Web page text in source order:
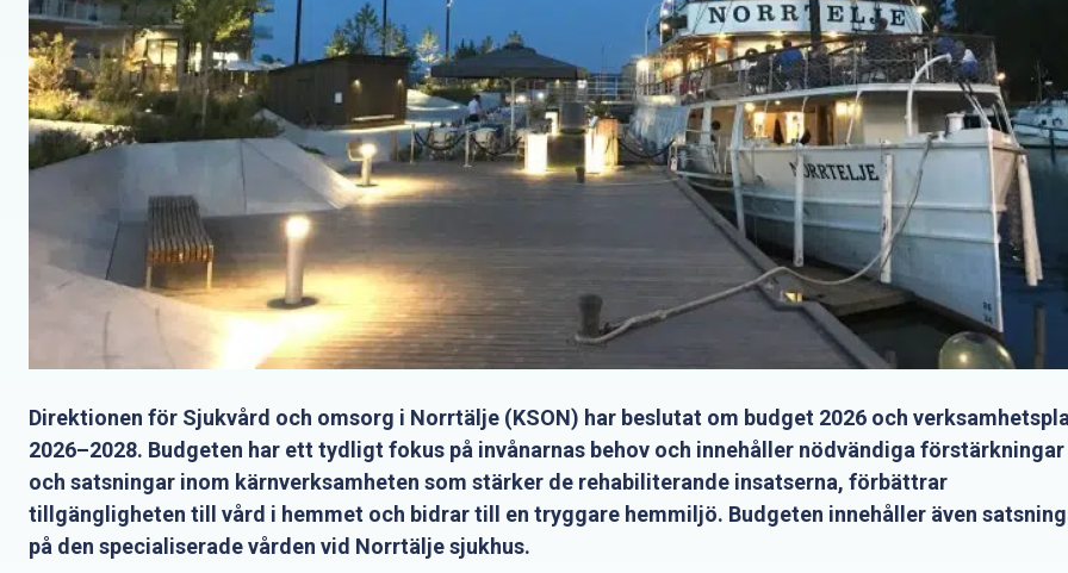
Direktionen för Sjukvård och omsorg i Norrtälje (KSON) har beslutat om budget 2026 och
2026–2028. Budgeten har ett tydligt fokus på invånarnas behov och innehåller nödvändiga förstärkningar
och satsningar inom kärnverksamheten som stärker de rehabiliterande insatserna, förbättrar
tillgängligheten till vård i hemmet och bidrar till en tryggare hemmiljö. Budgeten innehåller även
på den specialiserade vården vid Norrtälje sjukhus.